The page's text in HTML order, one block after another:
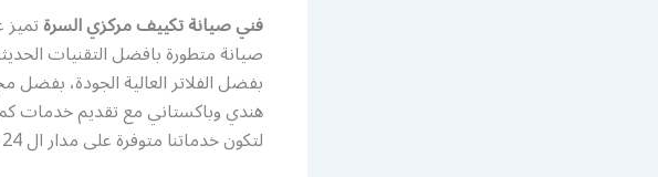
فني صيانة تكييف مركزي السرة
صيانة متطورة بافضل التقنيات
بفضل الفلاتر العالية الجودة،
هندي وباكستاني مع تقديم خدمات
لتكون خدماتنا متوفرة على مدار ال 24 ساعة باسعار رخيصة ومنافسة لجميع الشركات